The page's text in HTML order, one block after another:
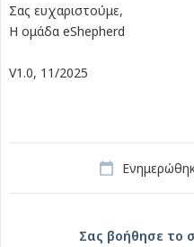
Σας ευχαριστούμε,
Η ομάδα eShepherd
V1.0, 11/2025
Σας βοήθησε το